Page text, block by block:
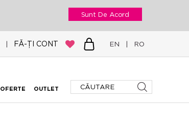
Sunt De Acord
| FĂ-ȚI CONT EN | RO
OFERTE OUTLET